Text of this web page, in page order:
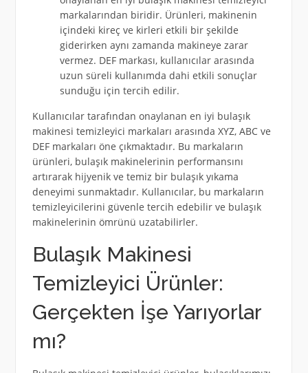
markalarından biridir. Ürünleri, makinenin
içindeki kireç ve kirleri etkili bir şekilde
giderirken aynı zamanda makineye zarar
vermez. DEF markası, kullanıcılar arasında
uzun süreli kullanımda dahi etkili sonuçlar
sunduğu için tercih edilir.
Kullanıcılar tarafından onaylanan en iyi bulaşık
makinesi temizleyici markaları arasında XYZ, ABC ve
DEF markaları öne çıkmaktadır. Bu markaların
ürünleri, bulaşık makinelerinin performansını
artırarak hijyenik ve temiz bir bulaşık yıkama
deneyimi sunmaktadır. Kullanıcılar, bu markaların
temizleyicilerini güvenle tercih edebilir ve bulaşık
makinelerinin ömrünü uzatabilirler.
Bulaşık Makinesi
Temizleyici Ürünler:
Gerçekten İşe Yarıyorlar
mı?